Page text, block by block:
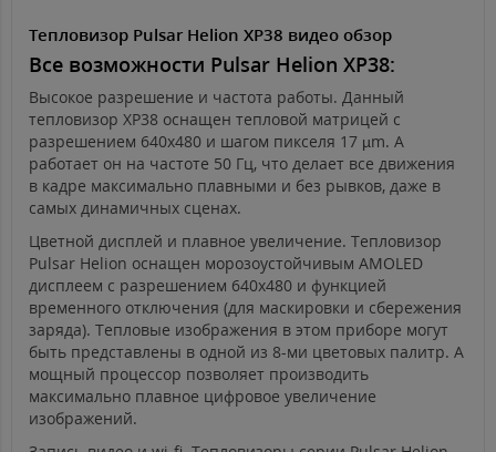
Тепловизор Pulsar Helion XP38 видео обзор
Все возможности Pulsar Helion XP38:
Высокое разрешение и частота работы. Данный
тепловизор XP38 оснащен тепловой матрицей с
разрешением 640x480 и шагом пикселя 17 µm. А
работает он на частоте 50 Гц, что делает все движения
в кадре максимально плавными и без рывков, даже в
самых динамичных сценах.
Цветной дисплей и плавное увеличение. Тепловизор
Pulsar Helion оснащен морозоустойчивым AMOLED
дисплеем с разрешением 640x480 и функцией
временного отключения (для маскировки и сбережения
заряда). Тепловые изображения в этом приборе могут
быть представлены в одной из 8-ми цветовых палитр. А
мощный процессор позволяет производить
максимально плавное цифровое увеличение
изображений.